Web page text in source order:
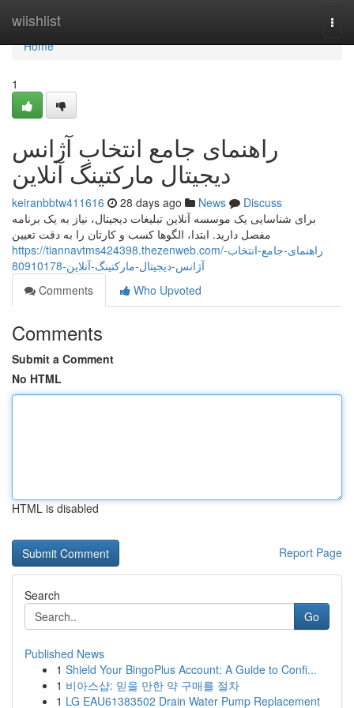
wiishlist
Home
Home
1
راهنمای جامع انتخاب آژانس
دیجیتال مارکتینگ آنلاین
keiranbbtw411616 28 days ago News
Discuss
برای شناسایی یک موسسه آنلاین تبلیغات دیجیتال، نیاز به یک برنامه
مفصل دارید. ابتدا، الگوها کسب و کارتان را به دقت تعیین
https://tiannavtms424398.thezenweb.com/راهنمای-جامع-انتخاب-
آژانس-دیجیتال-مارکتینگ-آنلاین-80910178
Comments
Who Upvoted
Comments
Submit a Comment
No HTML
HTML is disabled
Report Page
Search
Go
Published News
1 Shield Your BingoPlus Account: A Guide to Confi...
1 비아스샵: 믿을 만한 약 구매를 절차
1 LG EAU61383502 Drain Water Pump Replacement